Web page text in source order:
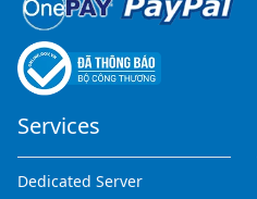
Services
Dedicated Server